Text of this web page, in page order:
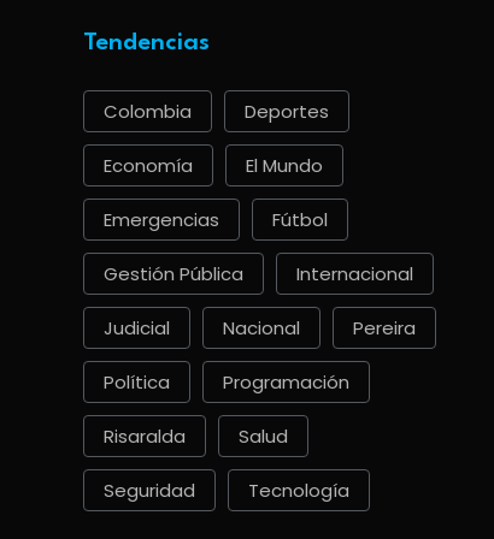
Tendencias
Colombia Deportes
Economía El Mundo
Emergencias Fútbol
Gestión Pública Internacional
Judicial Nacional Pereira
Política Programación
Risaralda Salud
Seguridad Tecnología